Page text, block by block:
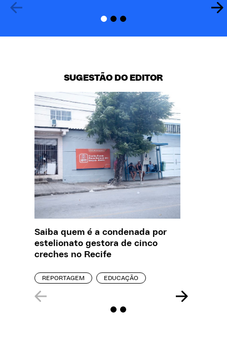
SUGESTÃO DO EDITOR
Saiba quem é a condenada por
estelionato gestora de cinco
creches no Recife
REPORTAGEM EDUCAÇÃO